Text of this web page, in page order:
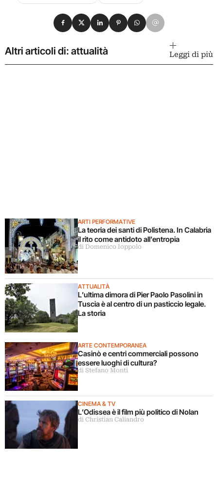
Condividi su Facebook
Condividi su X
Condividi su LinkedIn
Condividi su Pinterest
Condividi su WhatsApp
Condividi su Email
Altri articoli di: attualità Leggi di più
ARTI PERFORMATIVE
La teoria dei santi di Polistena. In Calabria
il rito come antidoto all’entropia
di Domenico Ioppolo
ATTUALITÀ
L’ultima dimora di Pier Paolo Pasolini in
Tuscia è al centro di un pasticcio legale.
La storia
ARTE CONTEMPORANEA
Casinò e centri commerciali possono
essere luoghi di cultura?
di Stefano Monti
CINEMA & TV
L’Odissea è il film più politico di Nolan
di Christian Caliandro